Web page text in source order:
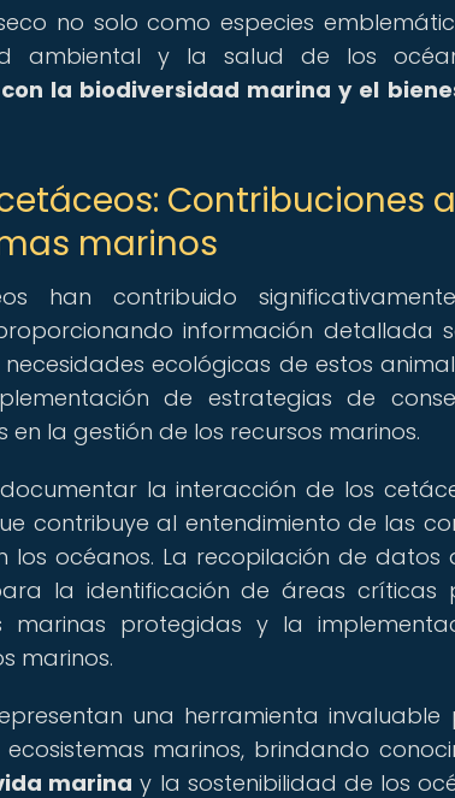
no solo como especies
ambiental y la salud de los
la biodiversidad marina y el
Contribuciones
marinos
han contribuido
información detallada
ecológicas de estos
de estrategias de
la gestión de los recursos marinos.
la interacción de los
contribuye al entendimiento de las
océanos. La recopilación de datos
la identificación de áreas críticas
marinas protegidas y la
marinos.
una herramienta
marinos, brindando
marina y la sostenibilidad de los